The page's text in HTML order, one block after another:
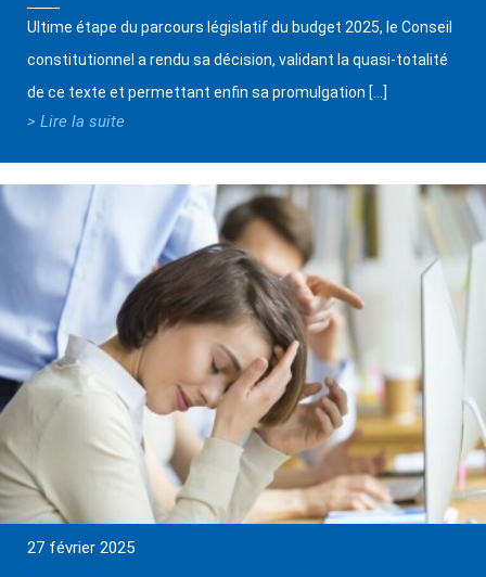
Ultime étape du parcours législatif du budget 2025, le Conseil
constitutionnel a rendu sa décision, validant la quasi-totalité
de ce texte et permettant enfin sa promulgation […]
> Lire la suite
27 février 2025